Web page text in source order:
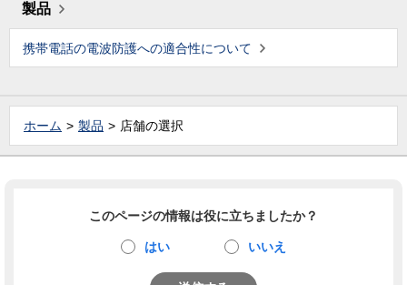
製品
携帯電話の電波防護への適合性について
ホーム 製品 店舗の選択
このページの情報は役に立ちましたか？
はい いいえ